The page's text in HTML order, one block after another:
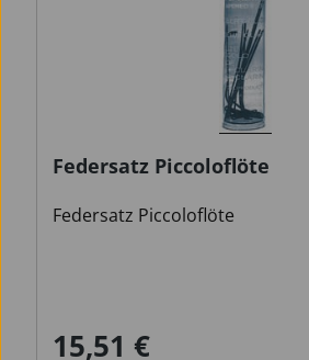
Federsatz Piccoloflöte
Federsatz Piccoloflöte
Regulärer Preis:
15,51 €